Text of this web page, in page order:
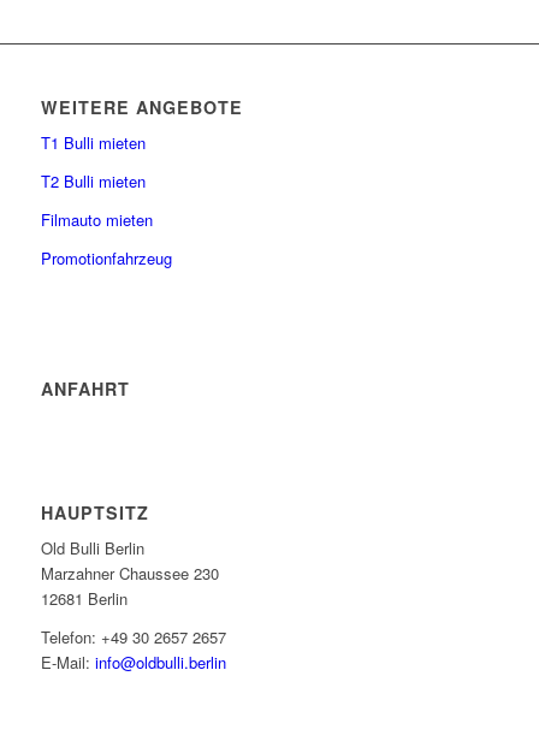
WEITERE ANGEBOTE
T1 Bulli mieten
T2 Bulli mieten
Filmauto mieten
Promotionfahrzeug
ANFAHRT
HAUPTSITZ
Old Bulli Berlin
Marzahner Chaussee 230
12681 Berlin
Telefon: +49 30 2657 2657
E-Mail: info@oldbulli.berlin